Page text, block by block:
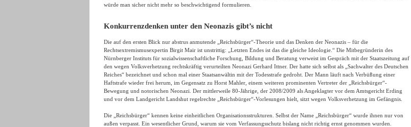
würde man sicher nicht mehr so beschwichtigend formulieren.
Konkurrenzdenken unter den Neonazis gibt’s nicht
Die auf den ersten Blick nur abstrus anmutende „Reichsbürger“-Theorie und das Denken der Neonazis – für die
Rechtsextremismusexpertin Birgit Mair ist unstrittig: „Letzten Endes ist das die gleiche Ideologie.“ Die Mitbegründerin des
Nürnberger Instituts für sozialwissenschaftliche Forschung, Bildung und Beratung verweist im Gespräch mit der Staatszeitung auf
den wegen Volksverhetzung rechtskräftig verurteilten Neonazi Gerhard Ittner. Der hatte sich selbst als „Sachwalter des Deutschen
Reiches“ bezeichnet und schon mal einer Staatsanwältin mit der Todesstrafe gedroht. Der Mann läuft nach Verbüßung einer
Haftstrafe wieder frei herum, im Gegensatz zu Horst Mahler, einem weiteren prominenten Vertreter der „Reichsbürger“-
Bewegung und notorischen Neonazi. Der mittlerweile 80-Jährige, der 2008/2009 als Angeklagter vor dem Amtsgericht Erding
und vor dem Landgericht Landshut regelrechte „Reichsbürger“-Vorlesungen hielt, sitzt wegen Volksverhetzung im Gefängnis.
Die „Reichsbürger“ kennen keine einheitlichen Organisationsstrukturen. Selbst der Name „Reichsbürger“ wurde ihnen nur von
außen verpasst. Ein wesentlicher Grund, warum sie vom Verfassungsschutz bislang nicht richtig ernst genommen wurden.